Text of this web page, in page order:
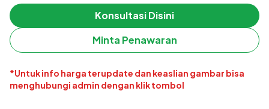
Konsultasi Disini
Minta Penawaran
*Untuk info harga terupdate dan keaslian gambar bisa
menghubungi admin dengan klik tombol